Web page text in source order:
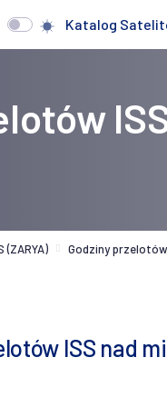
Katalog
(ZARYA) Godziny
ISS nad